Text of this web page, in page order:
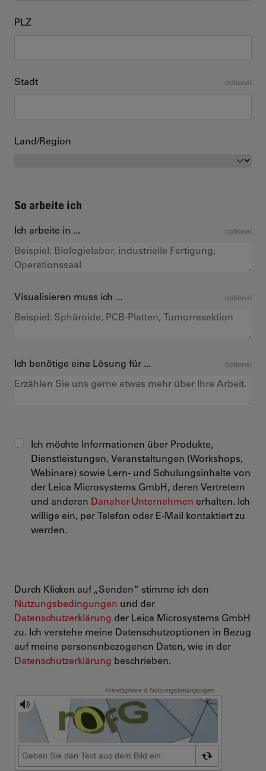
PLZ
Stadt optional
Land/Region
So arbeite ich
Ich arbeite in ... optional
Visualisieren muss ich ... optional
Ich benötige eine Lösung für ... optional
Ich möchte Informationen über Produkte,
Dienstleistungen, Veranstaltungen (Workshops,
Webinare) sowie Lern- und Schulungsinhalte von
der Leica Microsystems GmbH, deren Vertretern
und anderen Danaher-Unternehmen erhalten. Ich
willige ein, per Telefon oder E-Mail kontaktiert zu
werden.
Durch Klicken auf „Senden“ stimme ich den
Nutzungsbedingungen und der
Datenschutzerklärung der Leica Microsystems GmbH
zu. Ich verstehe meine Datenschutzoptionen in Bezug
auf meine personenbezogenen Daten, wie in der
Datenschutzerklärung beschrieben.